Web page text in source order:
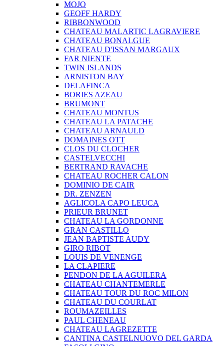
MOJO
GEOFF HARDY
RIBBONWOOD
CHATEAU MALARTIC LAGRAVIERE
CHATEAU BONALGUE
CHATEAU D'ISSAN MARGAUX
FAR NIENTE
TWIN ISLANDS
ARNISTON BAY
DELAFINCA
BORIES AZEAU
BRUMONT
CHATEAU MONTUS
CHATEAU LA PATACHE
CHATEAU ARNAULD
DOMAINES OTT
CLOS DU CLOCHER
CASTELVECCHI
BERTRAND RAVACHE
CHATEAU ROCHER CALON
DOMINIO DE CAIR
DR. ZENZEN
AGLICOLA CAPO LEUCA
PRIEUR BRUNET
CHATEAU LA GORDONNE
GRAN CASTILLO
JEAN BAPTISTE AUDY
GIRO RIBOT
LOUIS DE VENENGE
LA CLAPIERE
PENDON DE LA AGUILERA
CHATEAU CHANTEMERLE
CHATEAU TOUR DU ROC MILON
CHATEAU DU COURLAT
ROUMAZEILLES
PAUL CHENEAU
CHATEAU LAGREZETTE
CANTINA CASTELNUOVO DEL GARDA